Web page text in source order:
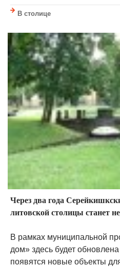
В столице
Через два года
литовской столицы станет
В рамках муниципальной
дом» здесь будет
появятся новые объекты